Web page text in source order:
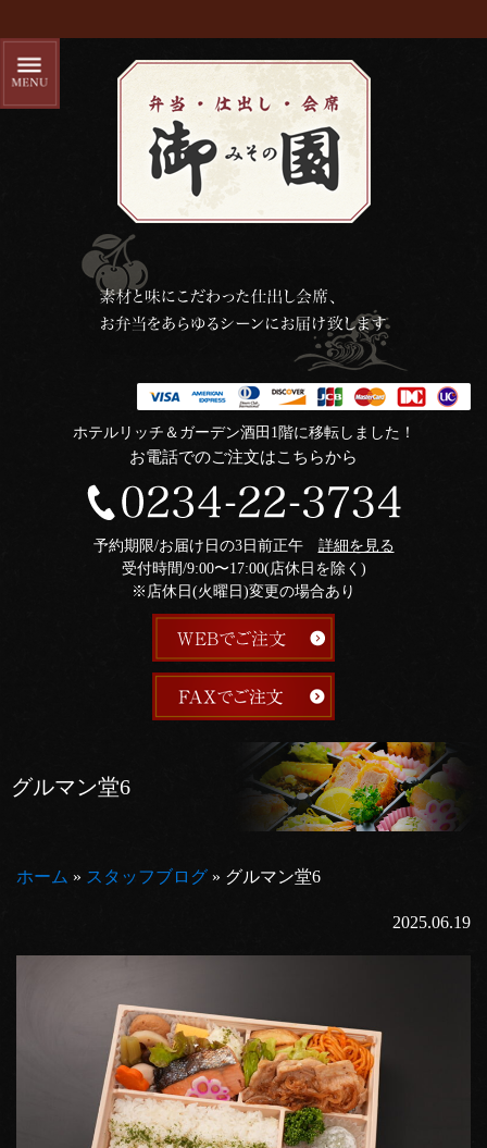
ホテルリッチ＆ガーデン酒田1階に移転しました！
お電話でのご注文はこちらから
予約期限/お届け日の3日前正午 詳細を見る
受付時間/9:00〜17:00(店休日を除く)
※店休日(火曜日)変更の場合あり
グルマン堂6
ホーム » スタッフブログ » グルマン堂6
2025.06.19